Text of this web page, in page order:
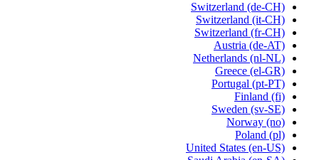
Switzerland (de-CH)
Switzerland (it-CH)
Switzerland (fr-CH)
Austria (de-AT)
Netherlands (nl-NL)
Greece (el-GR)
Portugal (pt-PT)
Finland (fi)
Sweden (sv-SE)
Norway (no)
Poland (pl)
United States (en-US)